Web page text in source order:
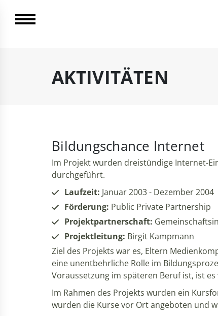
AKTIVITÄTEN
Bildungschance Internet
Im Projekt wurden dreistündige Internet-
durchgeführt.
Laufzeit: Januar 2003 - Dezember 2004
Förderung: Public Private Partnership
Projektpartnerschaft:
Projektleitung: Birgit Kampmann
Ziel des Projekts war es, Eltern
eine unentbehrliche Rolle im
Voraussetzung im späteren Beruf ist, ist
Im Rahmen des Projekts wurden ein
wurden die Kurse vor Ort angeboten und